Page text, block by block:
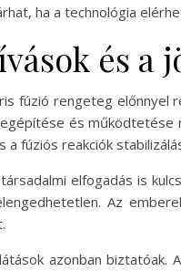
ha a technológia
és a
fúzió rengeteg előnnyel
és működtetése
a fúziós reakciók
társadalmi elfogadás is
Az
azonban biztatóak.